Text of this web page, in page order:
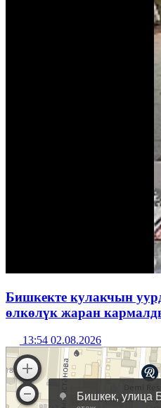
Бишкекте кулакчын
өлкөлүк жаран
13:54 02.08.2026